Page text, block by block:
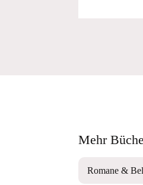
Mehr
Romane &